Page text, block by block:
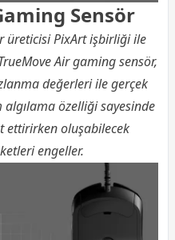
Sensör
üreticisi PixArt işbirliği ile
Air gaming sensör,
değerleri ile gerçek
özelliği sayesinde
ettirirken oluşabilecek
engeller.